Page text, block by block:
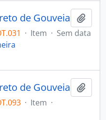
de Gouveia
· Item · Sem data
de Gouveia
· Item ·